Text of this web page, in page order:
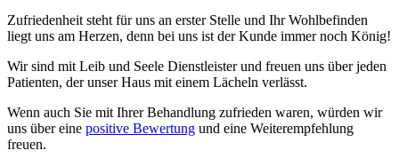
Zufriedenheit steht für uns an erster Stelle und Ihr Wohlbefinden
liegt uns am Herzen, denn bei uns ist der Kunde immer noch König!
Wir sind mit Leib und Seele Dienstleister und freuen uns über jeden
Patienten, der unser Haus mit einem Lächeln verlässt.
Wenn auch Sie mit Ihrer Behandlung zufrieden waren, würden wir
uns über eine positive Bewertung und eine Weiterempfehlung
freuen.